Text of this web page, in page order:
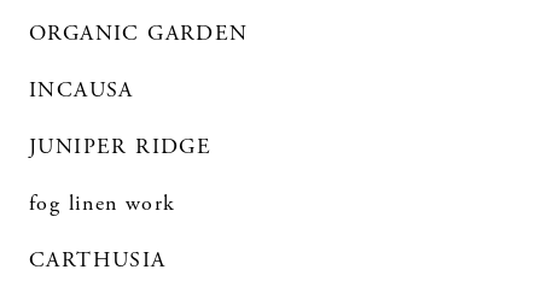
ORGANIC GARDEN
INCAUSA
JUNIPER RIDGE
fog linen work
CARTHUSIA